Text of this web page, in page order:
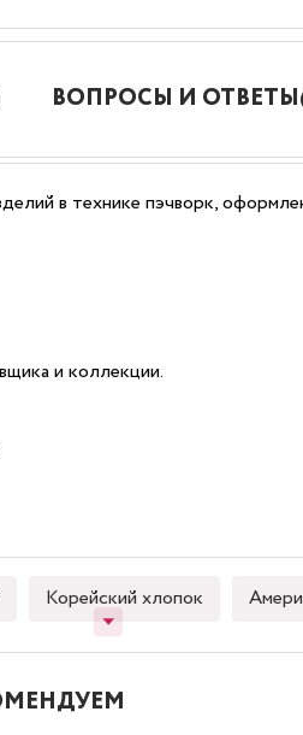
ВОПРОСЫ И
в технике пэчворк,
и коллекции.
Корейский хлопок